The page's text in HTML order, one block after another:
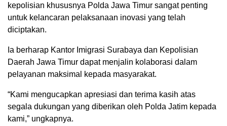
kepolisian khususnya Polda Jawa Timur sangat penting
untuk kelancaran pelaksanaan inovasi yang telah
diciptakan.
Ia berharap Kantor Imigrasi Surabaya dan Kepolisian
Daerah Jawa Timur dapat menjalin kolaborasi dalam
pelayanan maksimal kepada masyarakat.
“Kami mengucapkan apresiasi dan terima kasih atas
segala dukungan yang diberikan oleh Polda Jatim kepada
kami,” ungkapnya.